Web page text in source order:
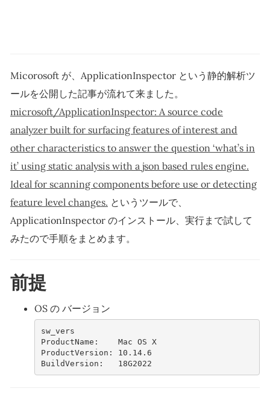
Micorosoft が、ApplicationInspector という静的解析ツ
ールを公開した記事が流れて来ました。
microsoft/ApplicationInspector: A source code
analyzer built for surfacing features of interest and
other characteristics to answer the question ‘what’s in
it’ using static analysis with a json based rules engine.
Ideal for scanning components before use or detecting
feature level changes. というツールで、
ApplicationInspector のインストール、実行まで試して
みたので手順をまとめます。
前提
OS の バージョン
sw_vers
ProductName:    Mac OS X
ProductVersion: 10.14.6
BuildVersion:   18G2022